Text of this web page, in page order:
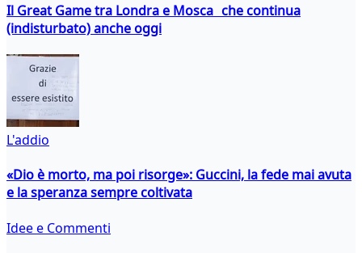
Il Great Game tra Londra e Mosca che continua
(indisturbato) anche oggi
L'addio
«Dio è morto, ma poi risorge»: Guccini, la fede mai avuta
e la speranza sempre coltivata
Idee e Commenti